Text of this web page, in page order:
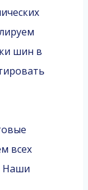
шин в
всех
Наши